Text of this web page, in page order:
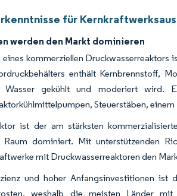
für
werden den Markt dominieren
kommerziellen Druckwasserreaktors
enthält Kernbrennstoff,
Wasser gekühlt und moderiert wird.
Steuerstäben,
ist der am stärksten
Raum dominiert. Mit unterstützenden
mit Druckwasserreaktoren den
und hoher Anfangsinvestitionen ist
weshalb die meisten Länder